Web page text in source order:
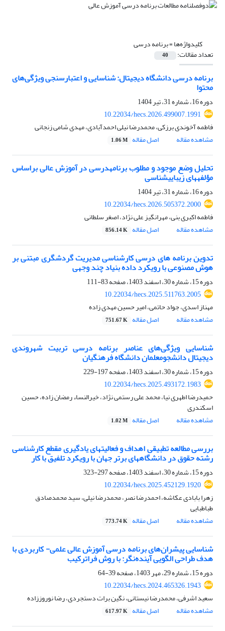
کلیدواژه‌ها =برنامه درسی
تعداد مقالات: 40
برنامه درسی دانشگاه دیجیتال: شناسایی و اعتبارسنجی ویژگی‌های
محتوا
دوره 16، شماره 31، تیر 1404
10.22034/hecs.2026.499007.1991
فاطمه آخوندی برزکی، محمدرضا نیلی احمدآبادی، مهدی شامی زنجانی
مشاهده مقاله
اصل مقاله 1.06 M
تحلیلوضع موجود و مطلوب برنامه­درسی در آموزش عالیبراساس
مؤلفه­های زیبایی­شناسی
دوره 16، شماره 31، تیر 1404
10.22034/hecs.2026.505372.2000
فاطمه اکبری بنی، مهرانگیز علی نژاد، اصغر سلطانی
مشاهده مقاله
اصل مقاله 856.14 K
تدوین برنامه های درسی کارشناسی مدیریت گردشگری مبتنی بر
هوش مصنوعی با رویکرد داده بنیاد چند وجهی
دوره 15، شماره 30، اسفند 1403، صفحه
83-111
10.22034/hecs.2025.511763.2005
مهناز اسدی، جواد حاتمی، امیر حسین مهدی زاده
مشاهده مقاله
اصل مقاله 751.67 K
شناسایی ویژگی‌های عناصر برنامه درسی تربیت شهروندی
دیجیتال دانشجومعلمان دانشگاه فرهنگیان
دوره 15، شماره 30، اسفند 1403، صفحه
197-229
10.22034/hecs.2025.493172.1983
حمیدرضا اطهری نیا، محمد علی رستمی نژاد، خیرالنساء رمضان زاده، حسین
اسکندری
مشاهده مقاله
اصل مقاله 1.02 M
بررسی مطالعه تطبیقی اهداف و فعالیت‎های یادگیری مقطع کارشناسی
رشته حقوق در دانشگاه‎های برتر جهان با رویکرد تلفیق با کار
دوره 15، شماره 30، اسفند 1403، صفحه
297-323
10.22034/hecs.2025.452129.1920
زهرا بابادی عکاشه، احمدرضا نصر، محمدرضا نیلی، سید محمدصادق
طباطبایی
مشاهده مقاله
اصل مقاله 773.74 K
شناسایی پیشران‌های برنامه درسی آموزش عالی علمی- کاربردی با
هدف طراحی الگویی آینده‌نگر: با روش فراترکیب
دوره 15، شماره 29، مهر 1403، صفحه
39-64
10.22034/hecs.2024.465326.1943
سعید اشرفی، محمدرضا نیستانی، نگین برات دستجردی، رضا نوروززاده
مشاهده مقاله
اصل مقاله 617.97 K